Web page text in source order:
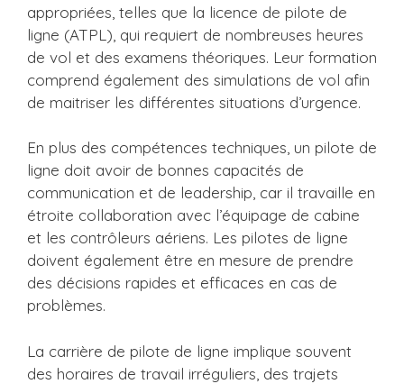
appropriées, telles que la licence de pilote de
ligne (ATPL), qui requiert de nombreuses heures
de vol et des examens théoriques. Leur formation
comprend également des simulations de vol afin
de maitriser les différentes situations d’urgence.
En plus des compétences techniques, un pilote de
ligne doit avoir de bonnes capacités de
communication et de leadership, car il travaille en
étroite collaboration avec l’équipage de cabine
et les contrôleurs aériens. Les pilotes de ligne
doivent également être en mesure de prendre
des décisions rapides et efficaces en cas de
problèmes.
La carrière de pilote de ligne implique souvent
des horaires de travail irréguliers, des trajets